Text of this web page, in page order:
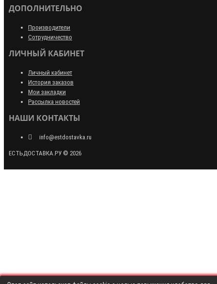
ДОПОЛНИТЕЛЬНО
Производители
Сотрудничество
ЛИЧНЫЙ КАБИНЕТ
Личный кабинет
История заказов
Мои закладки
Рассылка новостей
НАШИ КОНТАКТЫ
info@estdostavka.ru
ЕСТЬДОСТАВКА.РУ © 2026